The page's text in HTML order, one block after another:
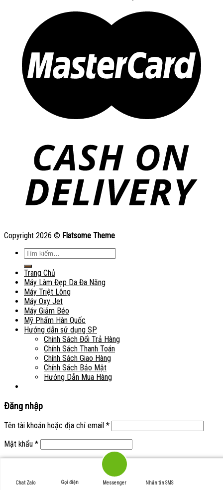
Copyright 2026 © Flatsome Theme
Tìm
kiếm:
Trang Chủ
Máy Làm Đẹp Da Đa Năng
Máy Triệt Lông
Máy Oxy Jet
Máy Giảm Béo
Mỹ Phẩm Hàn Quốc
Hướng dẫn sử dụng SP
Chinh Sách Đổi Trả Hàng
Chính Sách Thanh Toán
Chính Sách Giao Hàng
Chính Sách Bảo Mật
Hướng Dẫn Mua Hàng
Chat Zalo Gọi điện Messenger Nhắn tin SMS
Đăng nhập
Tên tài khoản hoặc địa chỉ email *
Mật khẩu *
Đăng nhập
Quên mật khẩu?